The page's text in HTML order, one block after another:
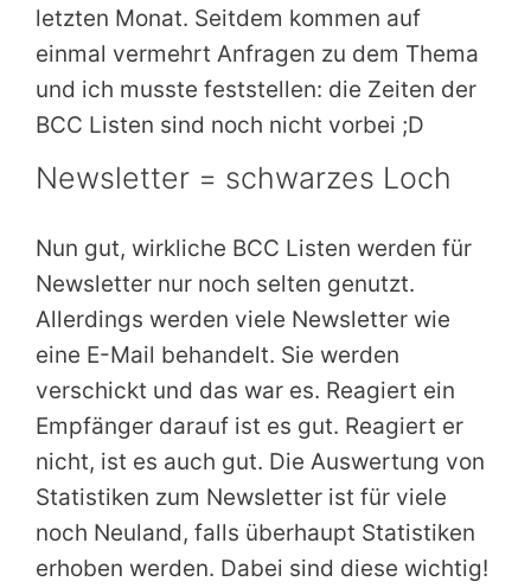
letzten Monat. Seitdem kommen auf
einmal vermehrt Anfragen zu dem Thema
und ich musste feststellen: die Zeiten der
BCC Listen sind noch nicht vorbei ;D
Newsletter = schwarzes Loch
Nun gut, wirkliche BCC Listen werden für
Newsletter nur noch selten genutzt.
Allerdings werden viele Newsletter wie
eine E-Mail behandelt. Sie werden
verschickt und das war es. Reagiert ein
Empfänger darauf ist es gut. Reagiert er
nicht, ist es auch gut. Die Auswertung von
Statistiken zum Newsletter ist für viele
noch Neuland, falls überhaupt Statistiken
erhoben werden. Dabei sind diese wichtig!